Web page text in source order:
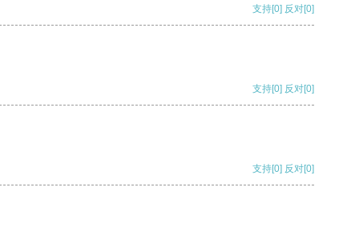
支持[0] 反对[0]
支持[0] 反对[0]
支持[0] 反对[0]